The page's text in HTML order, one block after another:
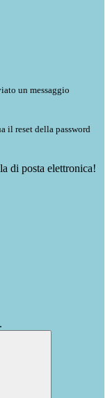
un messaggio
il reset della password
di posta elettronica!